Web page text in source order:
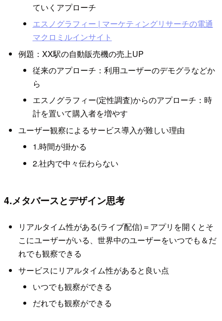
ていくアプローチ
エスノグラフィー | マーケティングリサーチの電通
マクロミルインサイト
例題：XX駅の自動販売機の売上UP
従来のアプローチ：利用ユーザーのデモグラなどか
ら
エスノグラフィー(定性調査)からのアプローチ：時
計を置いて購入者を増やす
ユーザー観察によるサービス導入が難しい理由
1.時間が掛かる
2.社内で中々伝わらない
4.メタバースとデザイン思考
リアルタイム性がある(ライブ配信)＝アプリを開くとそ
こにユーザーがいる、世界中のユーザーをいつでも＆だ
れでも観察できる
サービスにリアルタイム性があると良い点
いつでも観察ができる
だれでも観察ができる